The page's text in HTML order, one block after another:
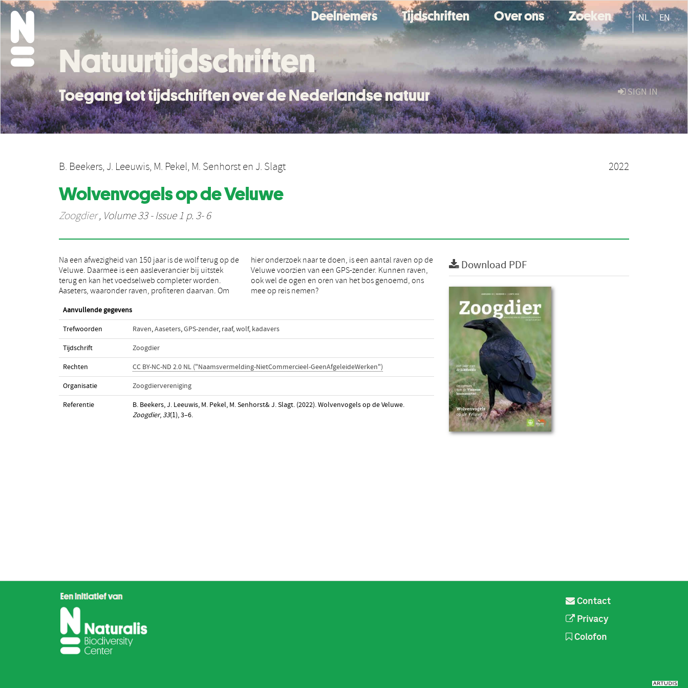
Deelnemers Tijdschriften Over ons Zoeken NL EN
SIGN IN
Natuurtijdschriften
Toegang tot tijdschriften over de Nederlandse natuur
B. Beekers, J. Leeuwis, M. Pekel, M. Senhorsten J. Slagt 2022
Wolvenvogels op de Veluwe
Zoogdier, Volume 33 - Issue 1 p. 3- 6
Na een afwezigheid van 150 jaar is de wolf terug op de
Veluwe. Daarmee is een aasleverancier bij uitstek
terug en kan het voedselweb completer worden.
Aaseters, waaronder raven, profiteren daarvan. Om
hier onderzoek naar te doen, is een aantal raven op de
Veluwe voorzien van een GPS-zender. Kunnen raven,
ook wel de ogen en oren van het bos genoemd, ons
mee op reis nemen?
Aanvullende gegevens
Trefwoorden Raven,Aaseters,GPS-zender, raaf,wolf, kadavers
Tijdschrift Zoogdier
Rechten CC BY-NC-ND 2.0 NL ("Naamsvermelding-NietCommercieel-GeenAfgeleideWerken")
Organisatie Zoogdiervereniging
Referentie
B. Beekers, J. Leeuwis, M. Pekel, M. Senhorst& J. Slagt. (2022). Wolvenvogels op de Veluwe.
Zoogdier, 33(1), 3–6.
Download PDF
Contact
Privacy
Colofon